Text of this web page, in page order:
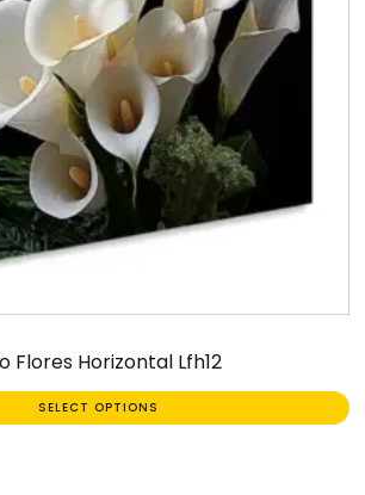
Flores Horizontal Lfh12
SELECT OPTIONS